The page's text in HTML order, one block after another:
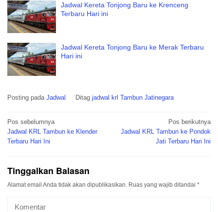
Jadwal Kereta Tonjong Baru ke Krenceng
Terbaru Hari ini
Jadwal Kereta Tonjong Baru ke Merak Terbaru
Hari ini
Posting pada Jadwal Ditag jadwal krl Tambun Jatinegara
Navigasi
pos
Pos sebelumnya
Jadwal KRL Tambun ke Klender
Terbaru Hari Ini
Pos berikutnya
Jadwal KRL Tambun ke Pondok
Jati Terbaru Hari Ini
Tinggalkan Balasan
Alamat email Anda tidak akan dipublikasikan. Ruas yang wajib ditandai *